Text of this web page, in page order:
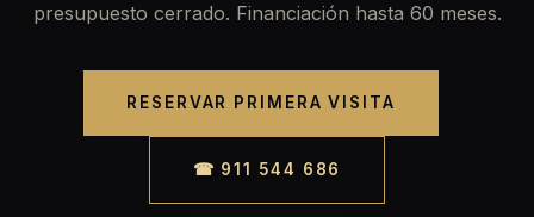
presupuesto cerrado. Financiación hasta 60 meses.
RESERVAR PRIMERA VISITA
☎ 911 544 686